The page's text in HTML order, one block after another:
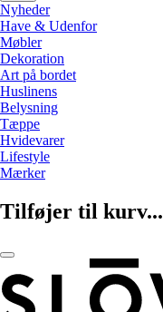
Nyheder
Have & Udenfor
Møbler
Dekoration
Art på bordet
Huslinens
Belysning
Tæppe
Hvidevarer
Lifestyle
Mærker
Tilføjer til kurv...